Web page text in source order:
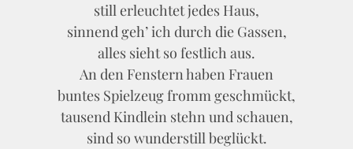
still erleuchtet jedes Haus,
sinnend geh’ ich durch die Gassen,
alles sieht so festlich aus.
An den Fenstern haben Frauen
buntes Spielzeug fromm geschmückt,
tausend Kindlein stehn und schauen,
sind so wunderstill beglückt.